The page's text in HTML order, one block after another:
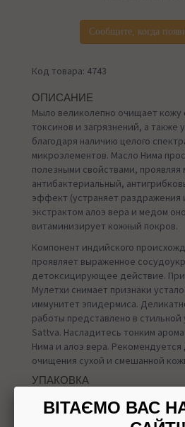
Сообщите, когда
Код товара: 4743
ОПИСАНИЕ
Мыло великолепно очищает кожу
токсинов и загрязнений, а также
благодаря наличию целого
микроэлементов. Масло Нима
полезными свойствами,
антибактериальный,
эффект (устраняет раздражения
экстрактом алоэ вера и медом
витаминизирует кожный покров.
Компонент индийского
проявляет выраженное
детоксицирующее действие.
Мулетхи снимает признаки
иммунитет эпидермиса.
работы представлено в стильной
Sattva. Насладитесь тонким
Нима и алоэ вера. Рекомендуется
очищения сухой и смешанной
УПАКОВКА
ВІТАЄМО ВАС